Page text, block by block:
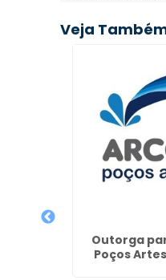
Veja
Outorga
Poços